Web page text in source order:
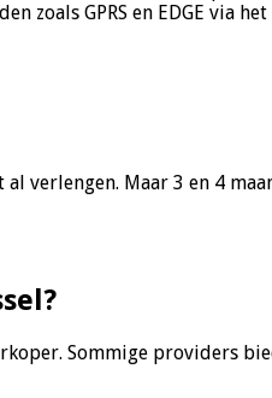
GPRS en EDGE via
verlengen. Maar 3 en 4
Sommige providers